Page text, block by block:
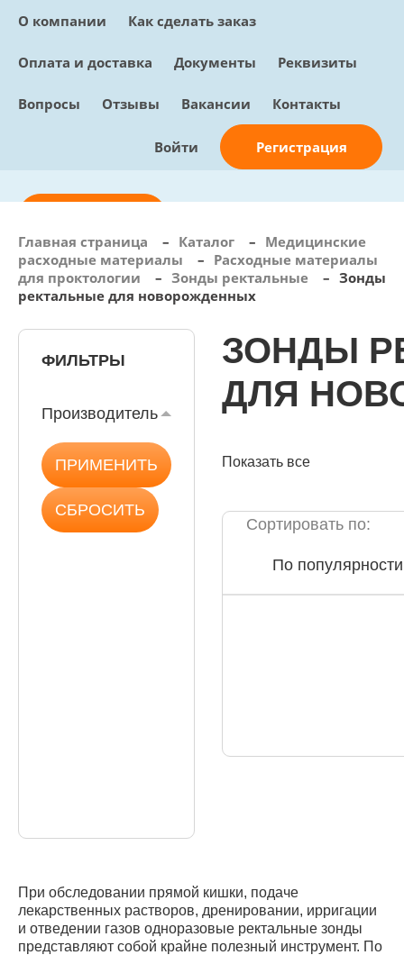
О компании Как сделать заказ
Оплата и доставка Документы Реквизиты
Вопросы Отзывы Вакансии Контакты
Войти Регистрация
info@sunmed.ru
Пн – Пт: с 10:00 - 18:00
Перезвоните мне
В корзине
0 позиций, 0 руб.
0
КАТАЛОГ
Главная страница – Каталог – Медицинские
расходные материалы
– Расходные материалы
для проктологии
– Зонды ректальные – Зонды
ректальные для новорожденных
ФИЛЬТРЫ
Производитель
ЗОНДЫ
ДЛЯ
Показать все
Сортировать по:
По популярности
При обследовании прямой кишки, подаче
лекарственных растворов, дренировании, ирригации
и отведении газов одноразовые ректальные зонды
представляют собой крайне полезный инструмент. По